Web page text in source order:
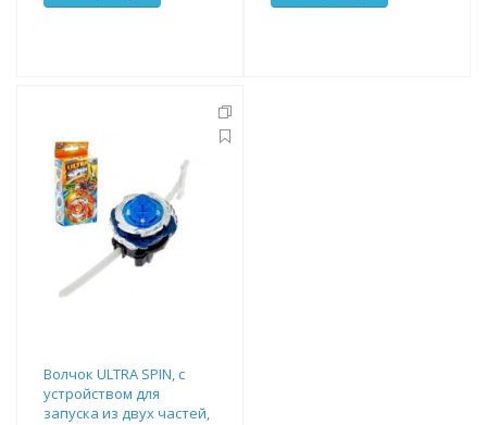
Волчок ULTRA SPIN, с
устройством для
запуска из двух частей,